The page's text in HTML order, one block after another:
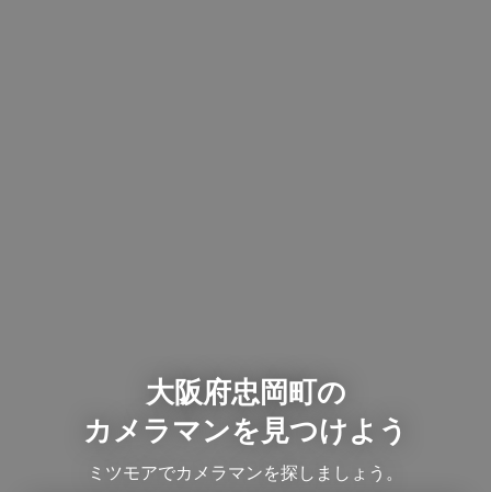
大阪府忠岡町の
カメラマンを見つけよう
ミツモアでカメラマンを探しましょう。